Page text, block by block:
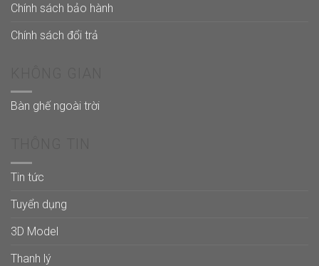
Chính sách bảo hành
Chính sách đổi trả
Bàn ghế ngoài trời
Tin tức
Tuyển dụng
3D Model
Thanh lý